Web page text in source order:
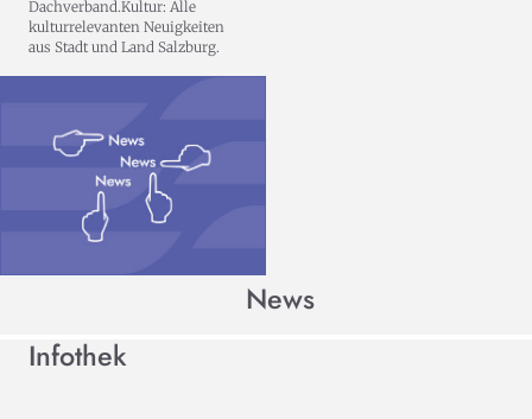
Dachverband.Kultur: Alle
kulturrelevanten Neuigkeiten
aus Stadt und Land Salzburg.
News
Infothek